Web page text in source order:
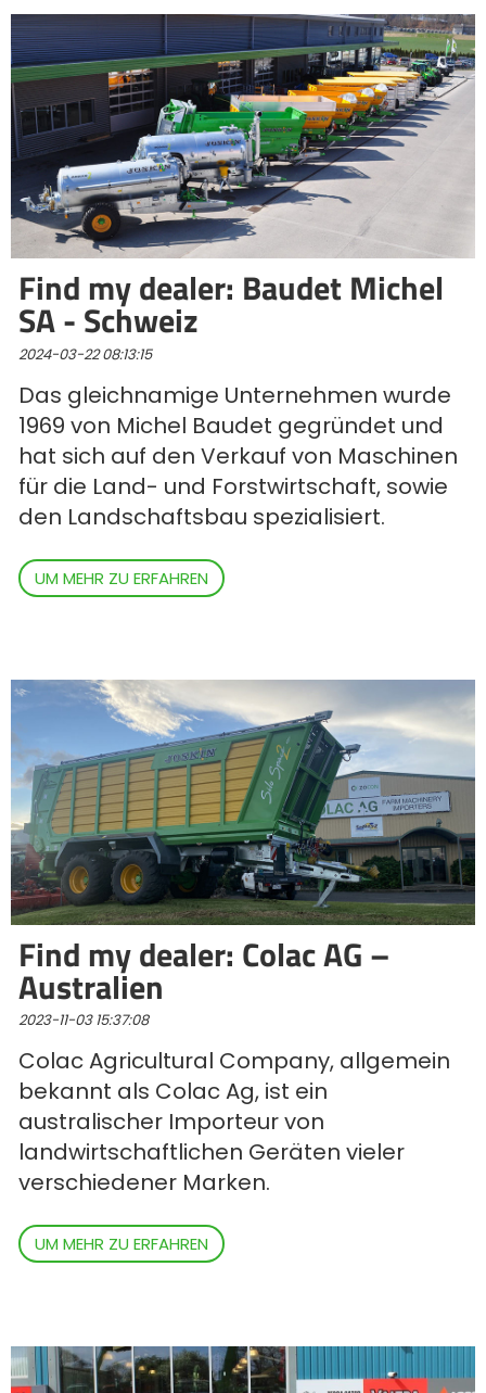
Eesti keel
Slovenija
Lietuvių kalba
Česká republika
Yкраїнська мова
ελληνικά
Svenska
日本語
中文
Português
Türk
رسید ن
Find my dealer: Baudet Michel
SA - Schweiz
2024-03-22 08:13:15
Das gleichnamige Unternehmen wurde
1969 von Michel Baudet gegründet und
hat sich auf den Verkauf von Maschinen
für die Land- und Forstwirtschaft, sowie
den Landschaftsbau spezialisiert.
UM MEHR ZU ERFAHREN
Find my dealer: Colac AG –
Australien
2023-11-03 15:37:08
Colac Agricultural Company, allgemein
bekannt als Colac Ag, ist ein
australischer Importeur von
landwirtschaftlichen Geräten vieler
verschiedener Marken.
UM MEHR ZU ERFAHREN